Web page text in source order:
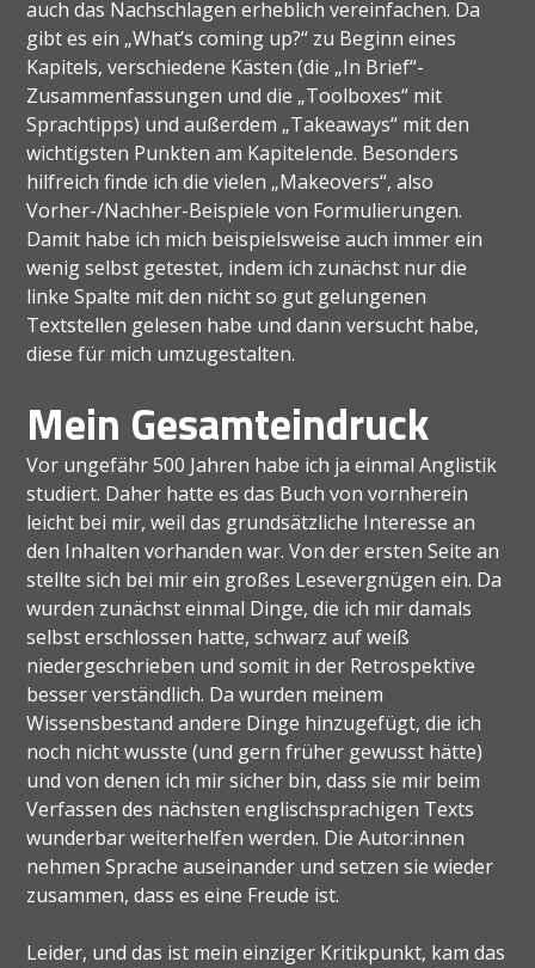
auch das Nachschlagen erheblich vereinfachen. Da
gibt es ein „What’s coming up?“ zu Beginn eines
Kapitels, verschiedene Kästen (die „In Brief“-
Zusammenfassungen und die „Toolboxes“ mit
Sprachtipps) und außerdem „Takeaways“ mit den
wichtigsten Punkten am Kapitelende. Besonders
hilfreich finde ich die vielen „Makeovers“, also
Vorher-/Nachher-Beispiele von Formulierungen.
Damit habe ich mich beispielsweise auch immer ein
wenig selbst getestet, indem ich zunächst nur die
linke Spalte mit den nicht so gut gelungenen
Textstellen gelesen habe und dann versucht habe,
diese für mich umzugestalten.
Mein Gesamteindruck
Vor ungefähr 500 Jahren habe ich ja einmal Anglistik
studiert. Daher hatte es das Buch von vornherein
leicht bei mir, weil das grundsätzliche Interesse an
den Inhalten vorhanden war. Von der ersten Seite an
stellte sich bei mir ein großes Lesevergnügen ein. Da
wurden zunächst einmal Dinge, die ich mir damals
selbst erschlossen hatte, schwarz auf weiß
niedergeschrieben und somit in der Retrospektive
besser verständlich. Da wurden meinem
Wissensbestand andere Dinge hinzugefügt, die ich
noch nicht wusste (und gern früher gewusst hätte)
und von denen ich mir sicher bin, dass sie mir beim
Verfassen des nächsten englischsprachigen Texts
wunderbar weiterhelfen werden. Die Autor:innen
nehmen Sprache auseinander und setzen sie wieder
zusammen, dass es eine Freude ist.
Leider, und das ist mein einziger Kritikpunkt, kam das